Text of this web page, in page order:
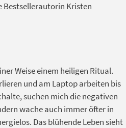
Kristen
Weise einem heiligen Ritual.
und am Laptop arbeiten bis
suchen mich die negativen
wache auch immer öfter in
Das blühende Leben sieht